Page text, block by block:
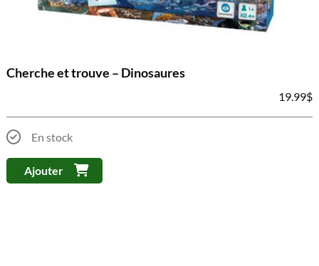
Cherche et trouve – Dinosaures
19.99$
En stock
Ajouter